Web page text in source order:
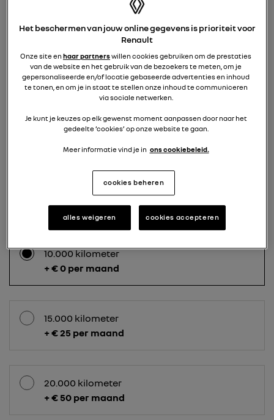
+ € 40 per maand
24 maanden
+ € 194 per maand
HOEVEEL KILOMETERS RIJD JE PER
bereken het voor mij
10.000 kilometer
+ € 0 per maand
15.000 kilometer
+ € 25 per maand
20.000 kilometer
+ € 50 per maand
Het beschermen van jouw online gegevens is prioriteit voor
Renault
Onze site enhaar partnerswillen cookies gebruiken om de prestaties
van de website en het gebruik van de bezoekers te meten, om je
gepersonaliseerde en/of locatie gebaseerde advertenties en inhoud
te tonen, en om je in staat te stellen onze inhoud te communiceren
via sociale netwerken.
Je kunt je keuzes op elk gewenst moment aanpassen door naar het
gedeelte ‘cookies’ op onze website te gaan.
Meer informatie vind je in ons cookiebeleid.
cookies beheren
alles weigeren cookies accepteren